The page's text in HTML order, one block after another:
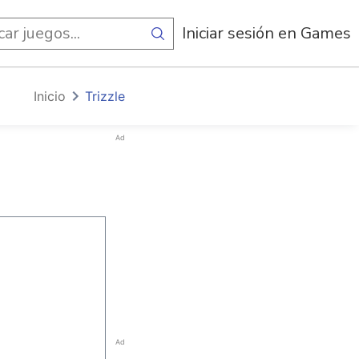
Iniciar sesión en Games
Inicio Trizzle
Ad
Ad